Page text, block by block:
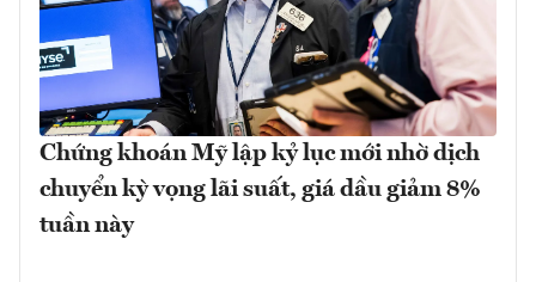
Chứng khoán Mỹ lập kỷ lục mới nhờ dịch
chuyển kỳ vọng lãi suất, giá dầu giảm 8%
tuần này